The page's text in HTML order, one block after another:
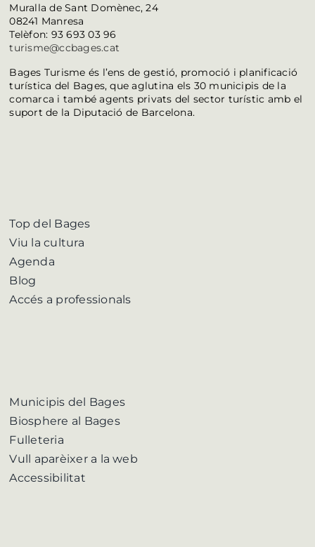
Muralla de Sant Domènec, 24
08241 Manresa
Telèfon: 93 693 03 96
turisme@ccbages.cat
Bages Turisme és l’ens de gestió, promoció i planificació
turística del Bages, que aglutina els 30 municipis de la
comarca i també agents privats del sector turístic amb el
suport de la Diputació de Barcelona.
Top del Bages
Viu la cultura
Agenda
Blog
Accés a professionals
Municipis del Bages
Biosphere al Bages
Fulleteria
Vull aparèixer a la web
Accessibilitat